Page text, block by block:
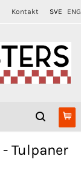
Kontakt SVE ENG
Tulpaner